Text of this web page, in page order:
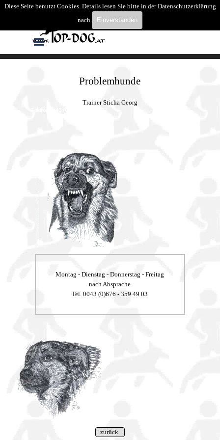
Diese Seite benutzt Cookies. Details lesen Sie bitte in der Datenschutzerklärung
nach.
Einverstanden
Direkt zum Seiteninhalt
Menü überspringen
Suchen
Problemhunde
Trainer Sticha Georg
Montag - Dienstag - Donnerstag - Freitag
nach Absprache
Tel. 0043 (0)676 - 359 49 03